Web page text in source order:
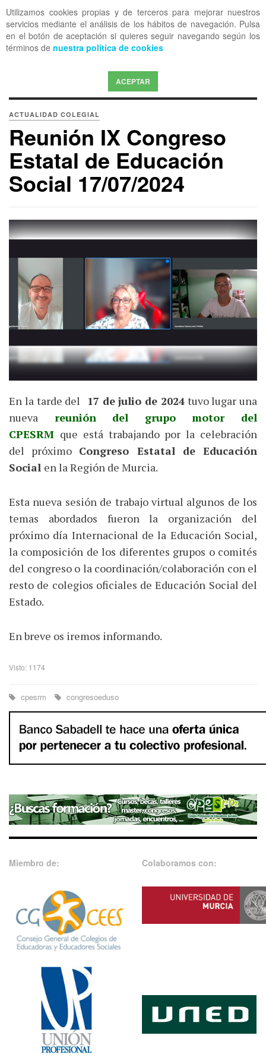
Utilizamos cookies propias y de terceros para mejorar nuestros
servicios mediante el análisis de los hábitos de navegación. Pulsa
en el botón de aceptación si quieres seguir navegando según los
términos de nuestra política de cookies
ACEPTAR
OFF CANVAS
ACTUALIDAD COLEGIAL
Reunión IX Congreso
Estatal de Educación
Social 17/07/2024
En la tarde del 17 de julio de 2024tuvo lugar una
nueva reunión del grupo motor del
CPESRM que está trabajando por la celebración
del próximo Congreso Estatal de Educación
Social en la Región de Murcia.
Esta nueva sesión de trabajo virtual algunos de los
temas abordados fueron la organización del
próximo día Internacional de la Educación Social,
la composición de los diferentes grupos o comités
del congreso o la coordinación/colaboración con el
resto de colegios oficiales de Educación Social del
Estado.
En breve os iremos informando.
Visto: 1174
cpesrm congresoeduso
Miembro de: Colaboramos con: